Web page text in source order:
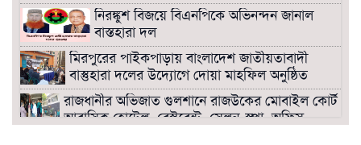
নিরঙ্কুশ বিজয়ে বিএনপিকে অভিনন্দন জানাল
বাস্তহারা দল
মিরপুরের পাইকপাড়ায় বাংলাদেশ জাতীয়তাবাদী
বাস্তুহারা দলের উদ্যোগে দোয়া মাহফিল অনুষ্ঠিত
রাজধানীর অভিজাত গুলশানে রাজউকের মোবাইল কোর্ট।
আবাসিক হোটেল, রেস্টুরেন্ট, সেলুন-স্পা, অফিস